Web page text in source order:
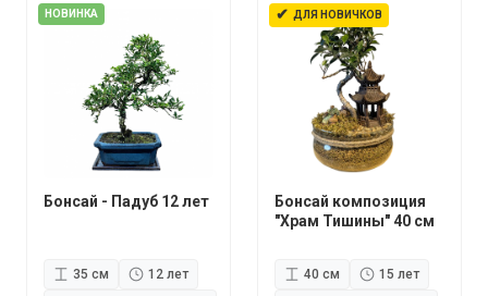
НОВИНКА
Бонсай - Падуб 12 лет
35 см
12 лет
✔ ДЛЯ НОВИЧКОВ
Бонсай композиция
"Храм Тишины" 40 см
40 см
15 лет